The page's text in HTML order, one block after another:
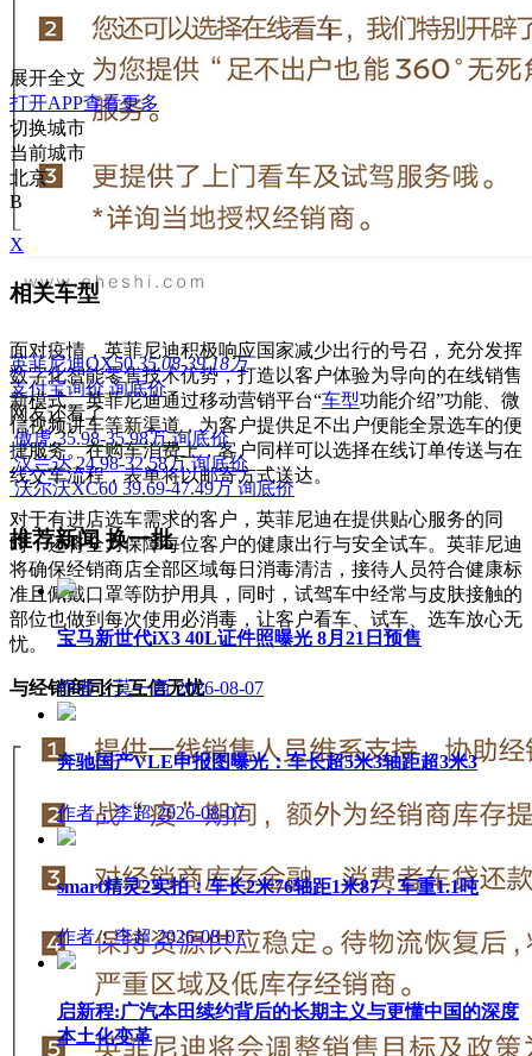
面对疫情，英菲尼迪积极响应国家减少出行的号召，充分发挥
数字化智能零售技术优势，打造以客户体验为导向的在线销售
新模式。英菲尼迪通过移动营销平台“车型功能介绍”功能、微
信视频讲车等新渠道，为客户提供足不出户便能全景选车的便
捷服务。在购车消费上，客户同样可以选择在线订单传送与在
线交车流程，表单将以邮寄方式送达。
对于有进店选车需求的客户，英菲尼迪在提供贴心服务的同
时，还将全力保障每位客户的健康出行与安全试车。英菲尼迪
将确保经销商店全部区域每日消毒清洁，接待人员符合健康标
准且佩戴口罩等防护用具，同时，试驾车中经常与皮肤接触的
部位也做到每次使用必消毒，让客户看车、试车、选车放心无
忧。
与经销商同行 互信无忧
展开全文
打开APP查看更多
切换城市
当前城市
北京
B
X
相关车型
英菲尼迪QX50 35.08-39.18万
支付宝询价 询底价
网友还看了
傲虎 35.98-35.98万 询底价
汉兰达 24.98-32.58万 询底价
沃尔沃XC60 39.69-47.49万 询底价
推荐新闻换一批
宝马新世代iX3 40L证件照曝光 8月21日预售
作者：莫一西 2026-08-07
奔驰国产VLE申报图曝光：车长超5米3轴距超3米3
作者：李超 2026-08-07
smart精灵2实拍：车长2米76轴距1米87，车重1.1吨
作者：李超 2026-08-07
启新程:广汽本田续约背后的长期主义与更懂中国的深度
本土化变革